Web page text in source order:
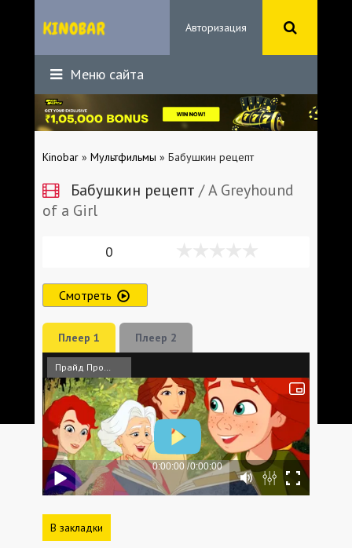
Авторизация
Меню сайта
Kinobar » Мультфильмы » Бабушкин рецепт
Бабушкин рецепт / A Greyhound
of a Girl
0
Смотреть
Плеер 1 Плеер 2
В закладки